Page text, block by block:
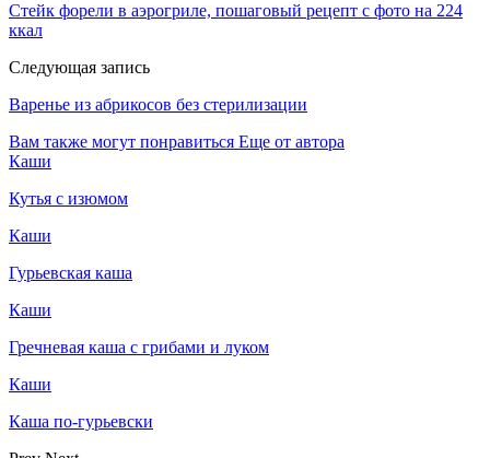
Стейк форели в аэрогриле, пошаговый рецепт с фото на 224
ккал
Следующая запись
Варенье из абрикосов без стерилизации
Вам также могут понравиться Еще от автора
Каши
Кутья с изюмом
Каши
Гурьевская каша
Каши
Гречневая каша с грибами и луком
Каши
Каша по-гурьевски